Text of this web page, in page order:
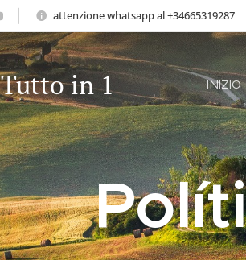
attenzione whatsapp al +34665319287
Tutto in 1 INIZIO